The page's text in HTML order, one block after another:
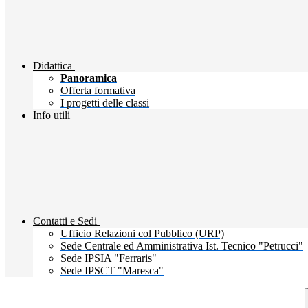
Didattica
Panoramica
Offerta formativa
I progetti delle classi
Info utili
Contatti e Sedi
Ufficio Relazioni col Pubblico (URP)
Sede Centrale ed Amministrativa Ist. Tecnico "Petrucci"
Sede IPSIA "Ferraris"
Sede IPSCT "Maresca"